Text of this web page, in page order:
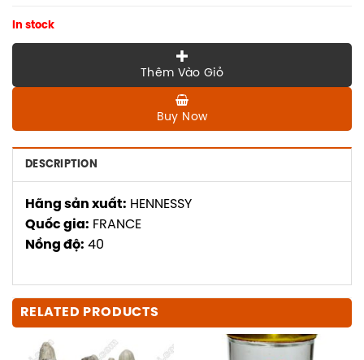
In stock
Thêm Vào Giỏ
Buy Now
DESCRIPTION
Hãng sản xuất: HENNESSY
Quốc gia: FRANCE
Nồng độ: 40
RELATED PRODUCTS